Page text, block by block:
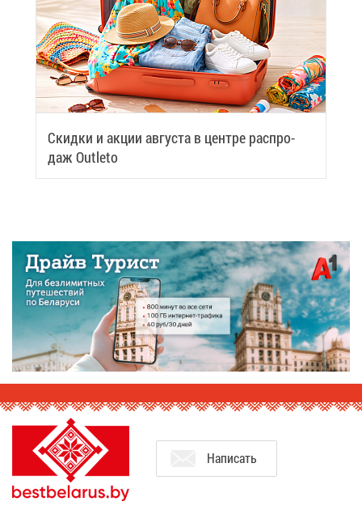
Скид­ки и ак­ции ав­гу­ста в цен­тре рас­про­
даж Outleto
На­пи­сать